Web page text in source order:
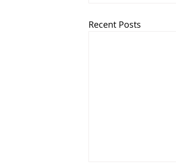
Recent Posts